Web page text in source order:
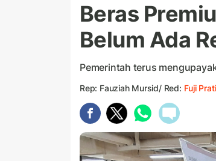
Beras
Belum Ada
Pemerintah terus
Rep: Fauziah Mursid/ Red: Fuji